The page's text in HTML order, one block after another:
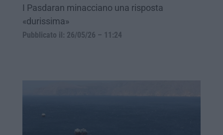
I Pasdaran minacciano una risposta
«durissima»
Pubblicato il: 26/05/26 – 11:24